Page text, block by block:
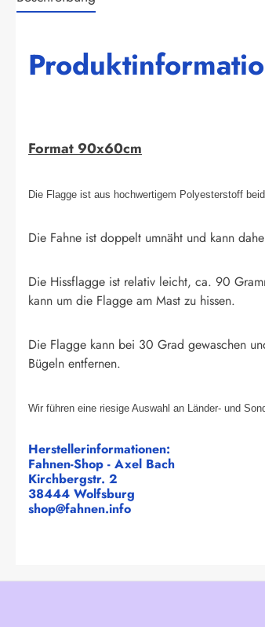
Format 90x60cm
Die Flagge ist aus hochwertigem Polyesterstoff
Die Fahne ist doppelt umnäht und kann
Die Hissflagge ist relativ leicht, ca. 90
kann um die Flagge am Mast zu hissen.
Die Flagge kann bei 30 Grad gewaschen
Bügeln entfernen.
Wir führen eine riesige Auswahl an Länder- und
Herstellerinformationen:
Fahnen-Shop - Axel Bach
Kirchbergstr. 2
38444 Wolfsburg
shop@fahnen.info